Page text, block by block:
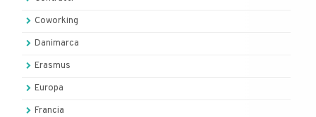
Coworking
Danimarca
Erasmus
Europa
Francia